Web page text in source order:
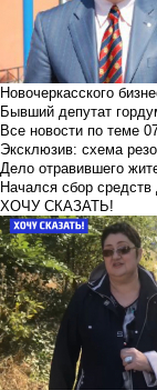
Новочеркасского
Бывший депутат
Все новости по теме
Эксклюзив: схема
Дело отравившего
Начался сбор
ХОЧУ СКАЗАТЬ!